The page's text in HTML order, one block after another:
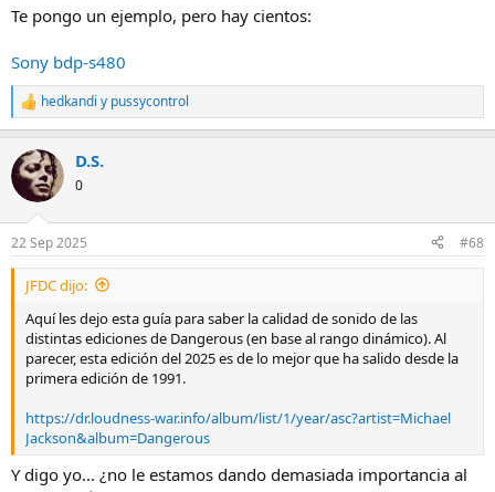
Te pongo un ejemplo, pero hay cientos:
Sony bdp-s480
R
e
c
c
i
e
s
hedkandi y pussycontrol
D.S.
0
22 Sep 2025 #68
JFDC dijo:
Aquí les dejo esta guía para saber la calidad de sonido de las
distintas ediciones de Dangerous (en base al rango dinámico). Al
parecer, esta edición del 2025 es de lo mejor que ha salido desde la
primera edición de 1991.
https://dr.loudness-war.info/album/list/1/year/asc?artist=Michael
Jackson&album=Dangerous
Y digo yo... ¿no le estamos dando demasiada importancia al